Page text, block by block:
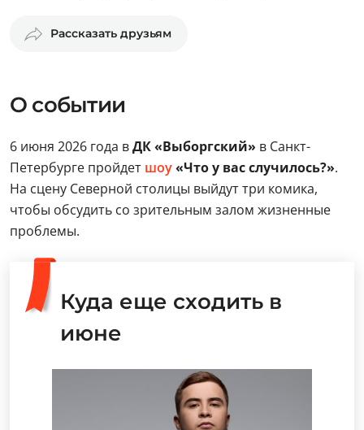
Рассказать друзьям
О событии
6 июня 2026 года вДК «Выборгский» в Санкт-
Петербурге пройдет шоу«Что у вас случилось?».
На сцену Северной столицы выйдут три комика,
чтобы обсудить со зрительным залом жизненные
проблемы.
Куда еще сходить в
июне